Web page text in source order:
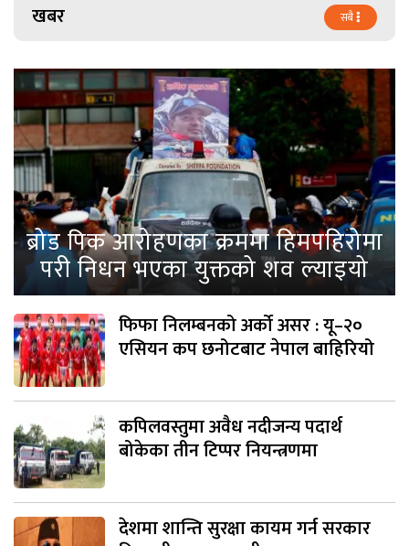
खबर सबै
ब्रोड पिक आरोहणका क्रममा हिमपहिरोमा
परी निधन भएका युक्तको शव ल्याइयो
फिफा निलम्बनको अर्को असर : यू–२०
एसियन कप छनोटबाट नेपाल बाहिरियो
कपिलवस्तुमा अवैध नदीजन्य पदार्थ
बोकेका तीन टिप्पर नियन्त्रणमा
देशमा शान्ति सुरक्षा कायम गर्न सरकार